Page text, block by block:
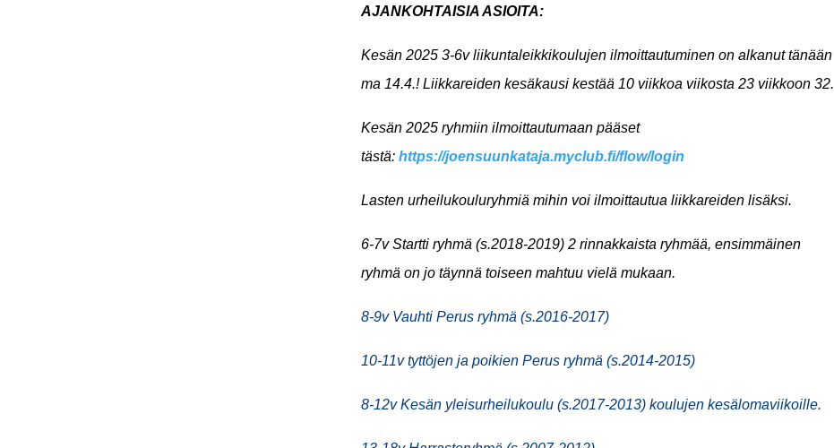
AJANKOHTAISIA ASIOITA:
Kesän 2025 3-6v liikuntaleikkikoulujen ilmoittautuminenon alkanuttänään
ma 14.4.! Liikkareiden kesäkausi kestää 10 viikkoa viikosta 23 viikkoon 32.
Kesän 2025 ryhmiin ilmoittautumaan pääset
tästä: https://joensuunkataja.myclub.fi/flow/login
Lasten urheilukouluryhmiä mihin voi ilmoittautua liikkareiden lisäksi.
6-7v Startti ryhmä (s.2018-2019) 2 rinnakkaista ryhmää, ensimmäinen
ryhmä on jo täynnä toiseen mahtuu vielä mukaan.
8-9v Vauhti Perus ryhmä (s.2016-2017)
10-11v tyttöjen ja poikien Perus ryhmä (s.2014-2015)
8-12v Kesän yleisurheilukoulu (s.2017-2013) koulujen kesälomaviikoille.